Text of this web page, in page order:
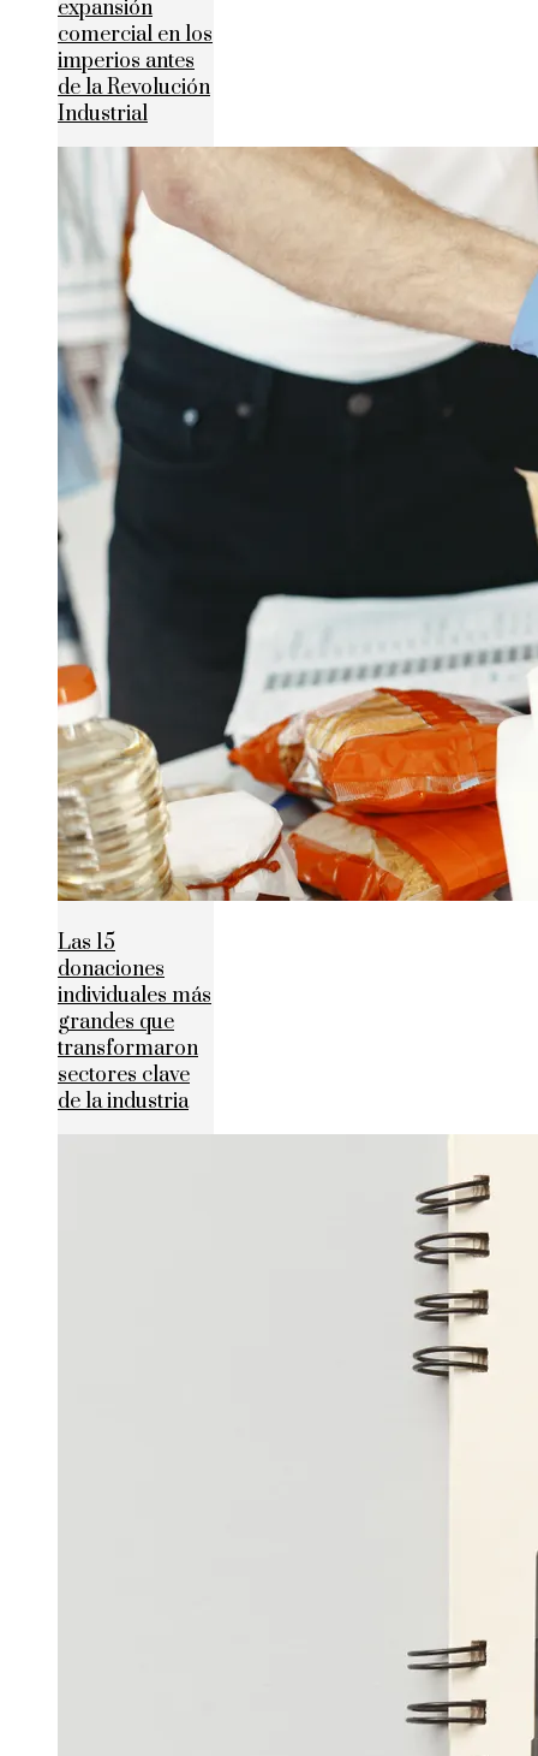
expansión
comercial en los
imperios antes
de la Revolución
Industrial
Las 15
donaciones
individuales más
grandes que
transformaron
sectores clave
de la industria